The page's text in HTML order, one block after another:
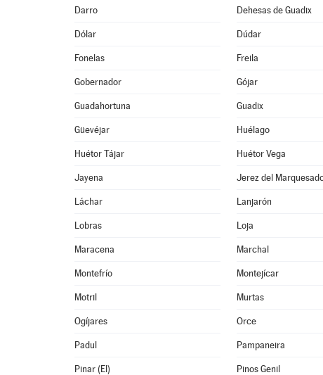
Darro Dehesas de Guadix
Dólar Dúdar
Fonelas Freila
Gobernador Gójar
Guadahortuna Guadix
Güevéjar Huélago
Huétor Tájar Huétor Vega
Jayena Jerez del
Láchar Lanjarón
Lobras Loja
Maracena Marchal
Montefrío Montejícar
Motril Murtas
Ogíjares Orce
Padul Pampaneira
Pinar (El) Pinos Genil